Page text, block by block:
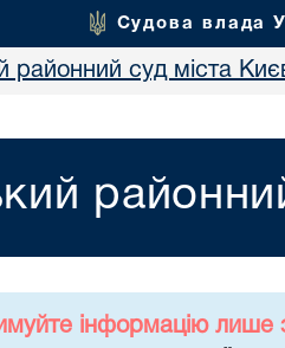
Судова влада
районний суд міста
інформацію лише